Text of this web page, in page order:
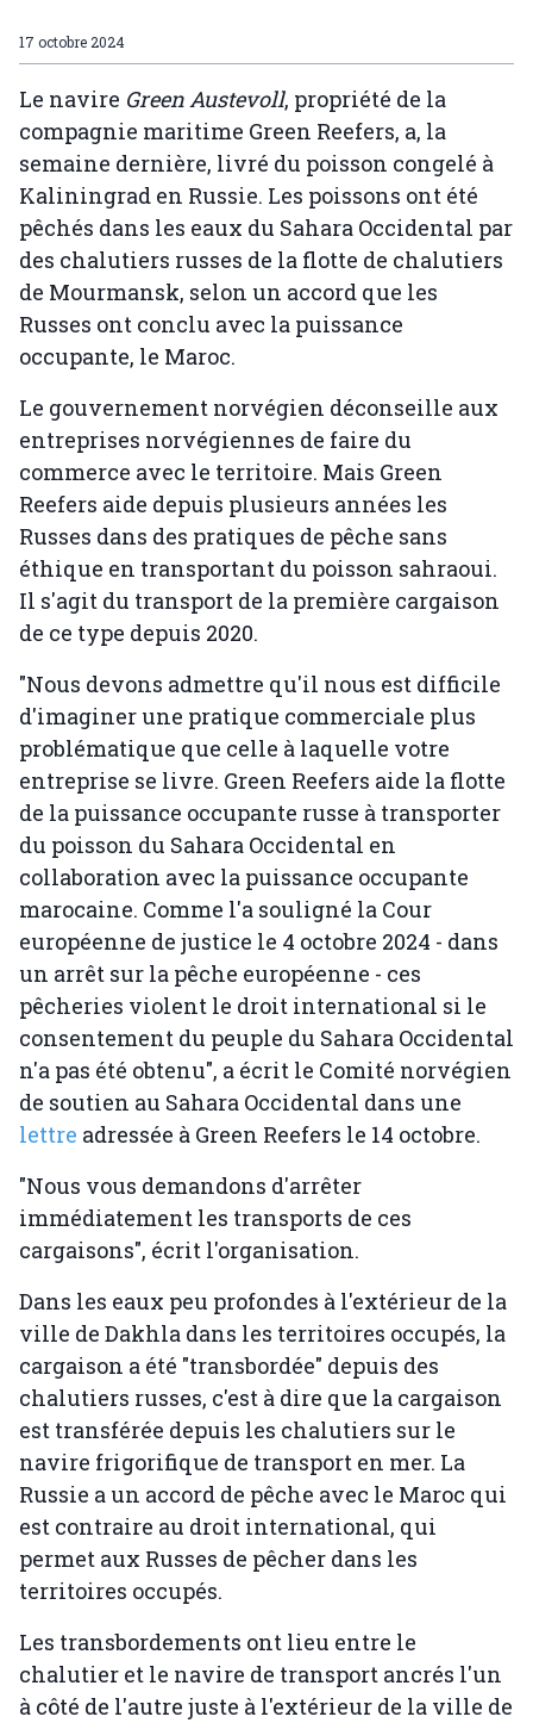
17 octobre 2024
Le navire Green Austevoll, propriété de la
compagnie maritime Green Reefers, a, la
semaine dernière, livré du poisson congelé à
Kaliningrad en Russie. Les poissons ont été
pêchés dans les eaux du Sahara Occidental par
des chalutiers russes de la flotte de chalutiers
de Mourmansk, selon un accord que les
Russes ont conclu avec la puissance
occupante, le Maroc.
Le gouvernement norvégien déconseille aux
entreprises norvégiennes de faire du
commerce avec le territoire. Mais Green
Reefers aide depuis plusieurs années les
Russes dans des pratiques de pêche sans
éthique en transportant du poisson sahraoui.
Il s'agit du transport de la première cargaison
de ce type depuis 2020.
"Nous devons admettre qu'il nous est difficile
d'imaginer une pratique commerciale plus
problématique que celle à laquelle votre
entreprise se livre. Green Reefers aide la flotte
de la puissance occupante russe à transporter
du poisson du Sahara Occidental en
collaboration avec la puissance occupante
marocaine. Comme l'a souligné la Cour
européenne de justice le 4 octobre 2024 - dans
un arrêt sur la pêche européenne - ces
pêcheries violent le droit international si le
consentement du peuple du Sahara Occidental
n'a pas été obtenu", a écrit le Comité norvégien
de soutien au Sahara Occidental dans une
lettre adressée à Green Reefers le 14 octobre.
"Nous vous demandons d'arrêter
immédiatement les transports de ces
cargaisons", écrit l'organisation.
Dans les eaux peu profondes à l'extérieur de la
ville de Dakhla dans les territoires occupés, la
cargaison a été "transbordée" depuis des
chalutiers russes, c'est à dire que la cargaison
est transférée depuis les chalutiers sur le
navire frigorifique de transport en mer. La
Russie a un accord de pêche avec le Maroc qui
est contraire au droit international, qui
permet aux Russes de pêcher dans les
territoires occupés.
Les transbordements ont lieu entre le
chalutier et le navire de transport ancrés l'un
à côté de l'autre juste à l'extérieur de la ville de